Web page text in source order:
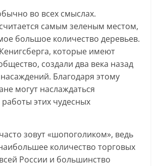
во всех смыслах.
самым зеленым местом,
большое количество деревьев.
которые имеют
создали два века назад
Благодаря этому
могут наслаждаться
этих чудесных
зовут «шопоголиком», ведь
количество торговых
России и большинство